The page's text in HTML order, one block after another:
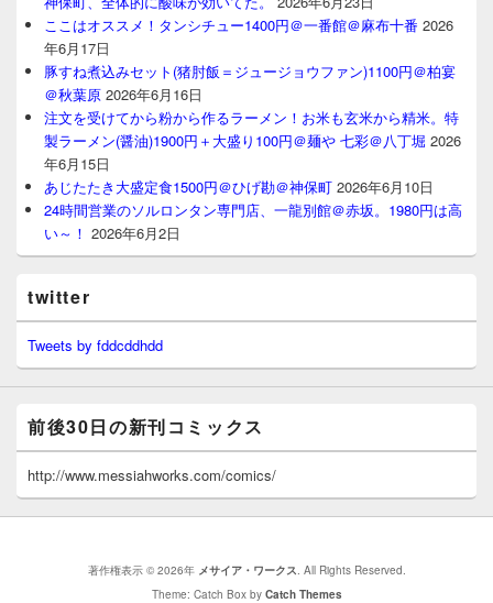
ここはオススメ！タンシチュー1400円＠一番館＠麻布十番 2026
年6月17日
豚すね煮込みセット(猪肘飯＝ジュージョウファン)1100円＠柏宴
＠秋葉原 2026年6月16日
注文を受けてから粉から作るラーメン！お米も玄米から精米。特
製ラーメン(醤油)1900円＋大盛り100円＠麺や 七彩＠八丁堀 2026
年6月15日
あじたたき大盛定食1500円＠ひげ勘＠神保町 2026年6月10日
24時間営業のソルロンタン専門店、一龍別館＠赤坂。1980円は高
い～！ 2026年6月2日
twitter
Tweets by fddcddhdd
前後30日の新刊コミックス
http://www.messiahworks.com/comics/
著作権表示 © 2026年 メサイア・ワークス. All Rights Reserved.
Theme: Catch Box by Catch Themes